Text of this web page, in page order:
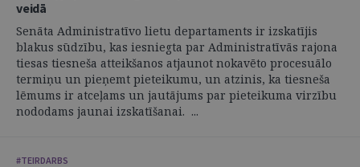
veidā
Senāta Administratīvo lietu departaments ir izskatījis
blakus sūdzību, kas iesniegta par Administratīvās rajona
tiesas tiesneša atteikšanos atjaunot nokavēto procesuālo
termiņu un pieņemt pieteikumu, un atzinis, ka tiesneša
lēmums ir atceļams un jautājums par pieteikuma virzību
nododams jaunai izskatīšanai. ...
#TEIRDARBS